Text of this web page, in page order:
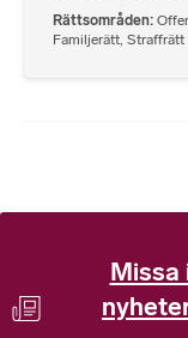
Rättsområden
Familjerätt Straffrätt
Missa